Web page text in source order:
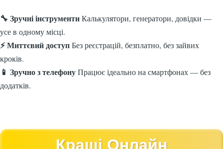
🔧 Зручні інструментиКалькулятори, генератори, довідки —
усе в одному місці.
⚡ Миттєвий доступБез реєстрацій, безплатно, без зайвих
кроків.
📱 Зручно з телефонуПрацює ідеально на смартфонах — без
додатків.
Кращі Онлайн